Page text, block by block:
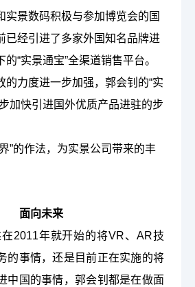
实景数码积极与参加博览会的国
已经引进了多家外国知名品牌进
的“实景通宝”全渠道销售平台。
的力度进一步加强，郭会钊的“实
加快引进国外优质产品进驻的步
”的作法，为实景公司带来的丰
面向未来
2011年就开始的将VR、AR技
的事情，还是目前正在实施的将
中国的事情，郭会钊都是在做面